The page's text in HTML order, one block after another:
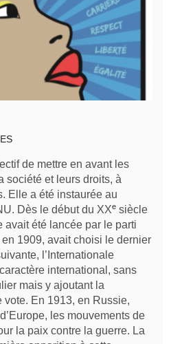
de mettre en avant les
société et leurs droits, à
Elle a été instaurée au
Dès le début du XXe siècle
avait été lancée par le parti
1909, avait choisi le dernier
l’Internationale
international, sans
mais y ajoutant la
En 1913, en Russie,
les mouvements de
la paix contre la guerre. La